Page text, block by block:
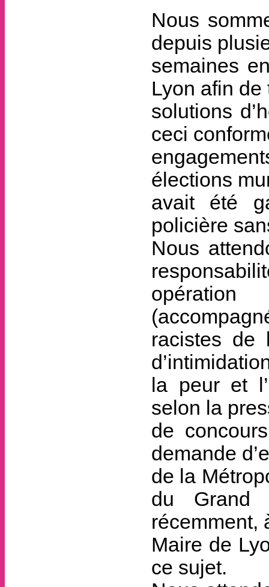
Nous
depuis
semaines
Lyon afin de
solutions
ceci
élections
avait été
policière
Nous
opération
racistes de
la peur et
selon la
de
demande
de la
du Grand
récemment,
Maire de
ce sujet.